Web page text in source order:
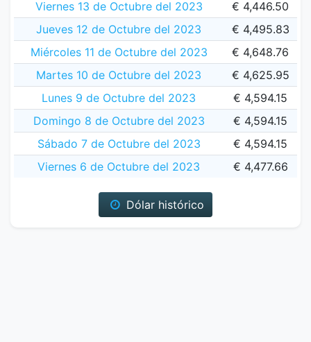
Viernes 13 de Octubre del 2023
€ 4,446.50
Jueves 12 de Octubre del 2023
€ 4,495.83
Miércoles 11 de Octubre del 2023
€ 4,648.76
Martes 10 de Octubre del 2023
€ 4,625.95
Lunes 9 de Octubre del 2023
€ 4,594.15
Domingo 8 de Octubre del 2023
€ 4,594.15
Sábado 7 de Octubre del 2023
€ 4,594.15
Viernes 6 de Octubre del 2023
€ 4,477.66
Dólar histórico